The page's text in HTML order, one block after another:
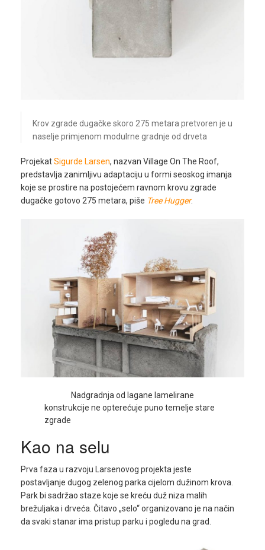
Krov zgrade dugačke skoro 275 metara pretvoren je u
naselje primjenom modulrne gradnje od drveta
ProjekatSigurde Larsen, nazvan Village On The Roof,
predstavlja zanimljivu adaptaciju u formi seoskog imanja
koje se prostire na postojećem ravnom krovu zgrade
dugačke gotovo 275 metara, piše Tree Hugger.
Nadgradnja od lagane lamelirane
konstrukcije ne opterećuje puno temelje stare
zgrade
Kao na selu
Prva faza u razvoju Larsenovog projekta jeste
postavljanje dugog zelenog parka cijelom dužinom krova.
Park bi sadržao staze koje se kreću duž niza malih
brežuljaka i drveća. Čitavo „selo“ organizovano je na način
da svaki stanar ima pristup parku i pogledu na grad.